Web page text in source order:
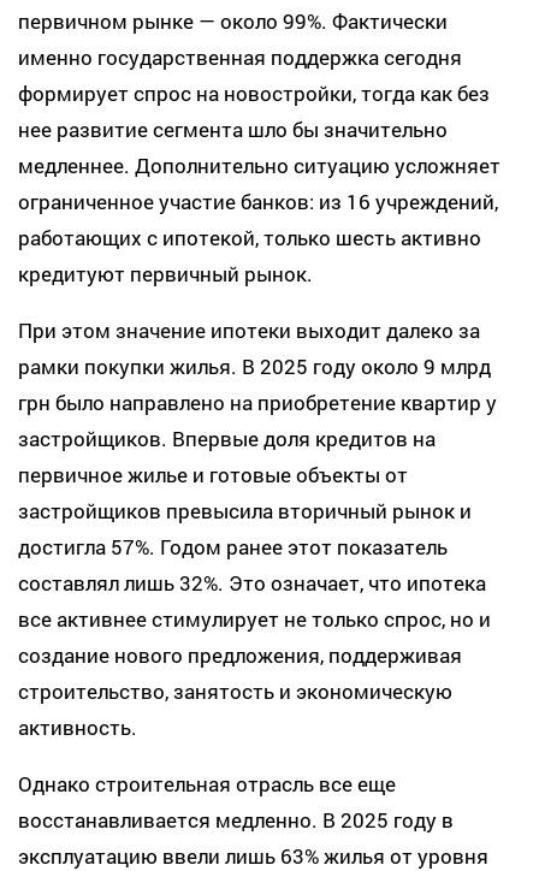
первичном рынке — около 99%. Фактически
именно государственная поддержка сегодня
формирует спрос на новостройки, тогда как без
нее развитие сегмента шло бы значительно
медленнее. Дополнительно ситуацию усложняет
ограниченное участие банков: из 16 учреждений,
работающих с ипотекой, только шесть активно
кредитуют первичный рынок.
При этом значение ипотеки выходит далеко за
рамки покупки жилья. В 2025 году около 9 млрд
грн было направлено на приобретение квартир у
застройщиков. Впервые доля кредитов на
первичное жилье и готовые объекты от
застройщиков превысила вторичный рынок и
достигла 57%. Годом ранее этот показатель
составлял лишь 32%. Это означает, что ипотека
все активнее стимулирует не только спрос, но и
создание нового предложения, поддерживая
строительство, занятость и экономическую
активность.
Однако строительная отрасль все еще
восстанавливается медленно. В 2025 году в
эксплуатацию ввели лишь 63% жилья от уровня